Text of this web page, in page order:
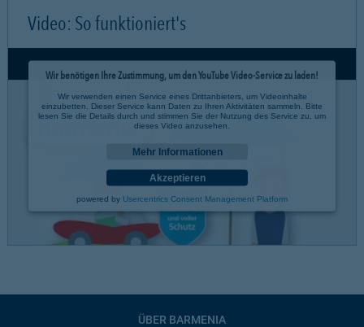
Video: So funktioniert's
Wir benötigen Ihre Zustimmung, um den YouTube Video-Service zu laden!
Wir verwenden einen Service eines Drittanbieters, um Videoinhalte
einzubetten. Dieser Service kann Daten zu Ihren Aktivitäten sammeln. Bitte
lesen Sie die Details durch und stimmen Sie der Nutzung des Service zu, um
dieses Video anzusehen.
Mehr Informationen
Akzeptieren
powered by Usercentrics Consent Management Platform
ÜBER BARMENIA